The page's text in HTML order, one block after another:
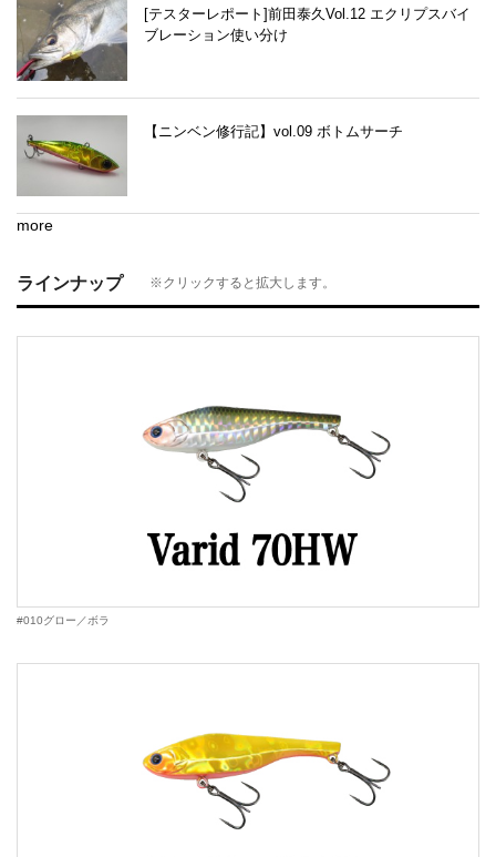
[テスターレポート]前田泰久Vol.12 エクリプスバイ
ブレーション使い分け
【ニンベン修行記】vol.09 ボトムサーチ
more
ラインナップ ※クリックすると拡大します。
#010グロー／ボラ